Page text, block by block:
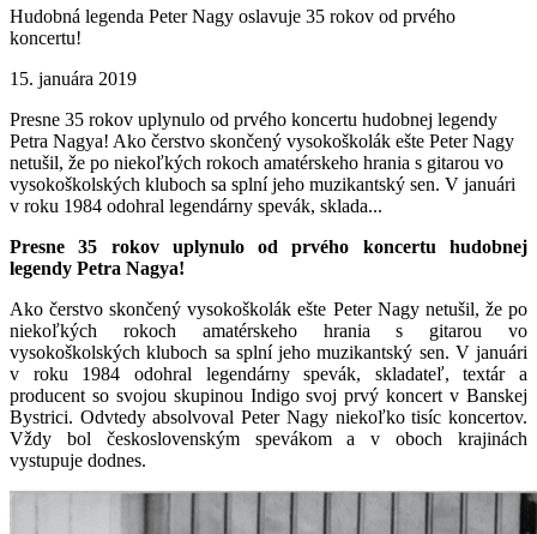
Hudobná legenda Peter Nagy oslavuje 35 rokov od prvého
koncertu!
15. januára 2019
Presne 35 rokov uplynulo od prvého koncertu hudobnej legendy
Petra Nagya! Ako čerstvo skončený vysokoškolák ešte Peter Nagy
netušil, že po niekoľkých rokoch amatérskeho hrania s gitarou vo
vysokoškolských kluboch sa splní jeho muzikantský sen. V januári
v roku 1984 odohral legendárny spevák, sklada...
Presne 35 rokov uplynulo od prvého koncertu hudobnej
legendy Petra Nagya!
Ako čerstvo skončený vysokoškolák ešte Peter Nagy netušil, že po
niekoľkých rokoch amatérskeho hrania s gitarou vo
vysokoškolských kluboch sa splní jeho muzikantský sen. V januári
v roku 1984 odohral legendárny spevák, skladateľ, textár a
producent so svojou skupinou Indigo svoj prvý koncert v Banskej
Bystrici. Odvtedy absolvoval Peter Nagy niekoľko tisíc koncertov.
Vždy bol československým spevákom a v oboch krajinách
vystupuje dodnes.